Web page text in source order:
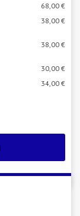
68,00 €
38,00 €
38,00 €
30,00 €
34,00 €